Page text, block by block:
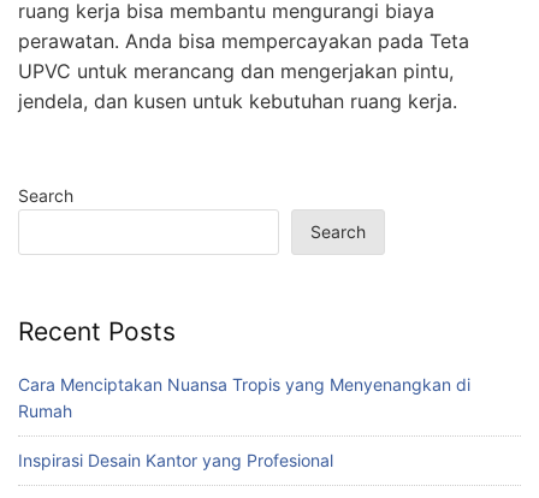
ruang kerja bisa membantu mengurangi biaya
perawatan. Anda bisa mempercayakan pada Teta
UPVC untuk merancang dan mengerjakan pintu,
jendela, dan kusen untuk kebutuhan ruang kerja.
Search
Search
Recent Posts
Cara Menciptakan Nuansa Tropis yang Menyenangkan di
Rumah
Inspirasi Desain Kantor yang Profesional